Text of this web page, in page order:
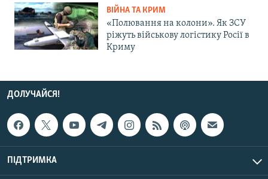
ВІЙНА ТА КРИМ
«Полювання на колони». Як ЗСУ
ріжуть військову логістику Росії в
Криму
ДОЛУЧАЙСЯ!
ПІДТРИМКА